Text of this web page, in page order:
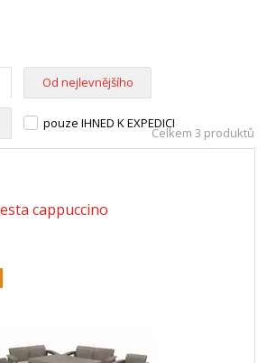
Od nejlevnějšího
pouze IHNED K EXPEDICI
Celkem 3 produktů
cappuccino